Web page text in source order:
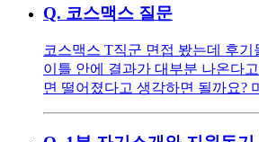
Q. 코스맥스 질문
코스맥스 T직군 면접 봤는데 후기
이틀 안에 결과가 대부분 나온다
면 떨어졌다고 생각하면 될까요?